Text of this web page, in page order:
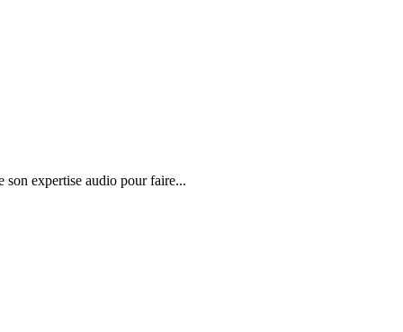
son expertise audio pour faire...